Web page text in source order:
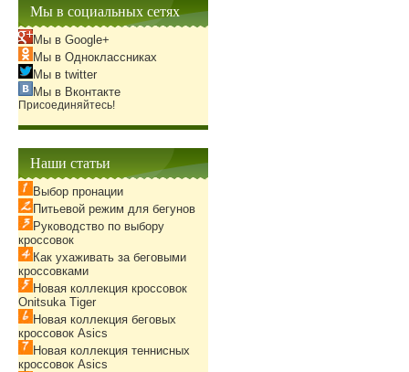
Мы в социальных сетях
Мы в Google+
Мы в Одноклассниках
Мы в twitter
Мы в Вконтакте
Присоединяйтесь!
Наши статьи
Выбор пронации
Питьевой режим для бегунов
Руководство по выбору
кроссовок
Как ухаживать за беговыми
кроссовками
Новая коллекция кроссовок
Onitsuka Tiger
Новая коллекция беговых
кроссовок Asics
Новая коллекция теннисных
кроссовок Asics